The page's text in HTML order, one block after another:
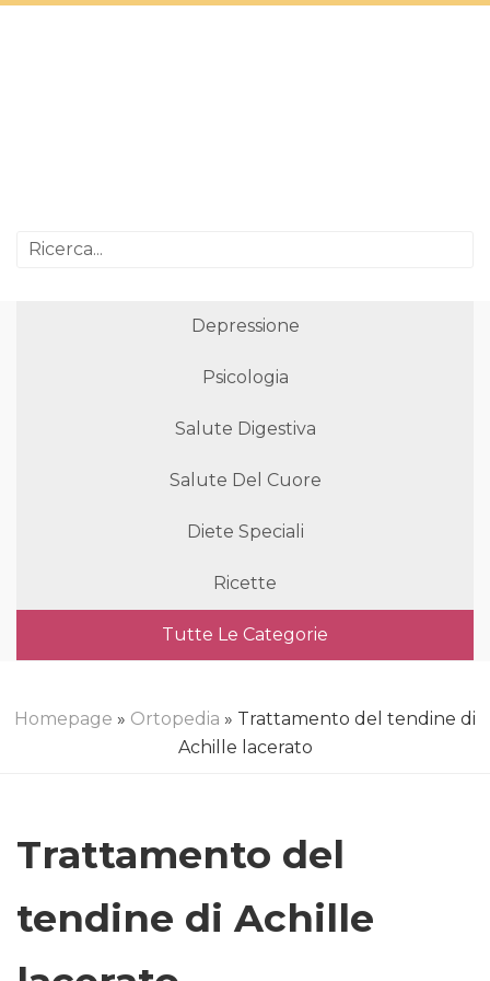
Depressione
Psicologia
Salute Digestiva
Salute Del Cuore
Diete Speciali
Ricette
Tutte Le Categorie
Homepage » Ortopedia » Trattamento del tendine di
Achille lacerato
Trattamento del
tendine di Achille